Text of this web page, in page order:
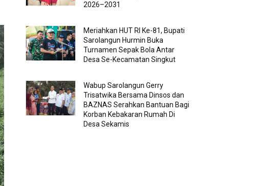
2026–2031
Meriahkan HUT RI Ke-81, Bupati
Sarolangun Hurmin Buka
Turnamen Sepak Bola Antar
Desa Se-Kecamatan Singkut
Wabup Sarolangun Gerry
Trisatwika Bersama Dinsos dan
BAZNAS Serahkan Bantuan Bagi
Korban Kebakaran Rumah Di
Desa Sekamis